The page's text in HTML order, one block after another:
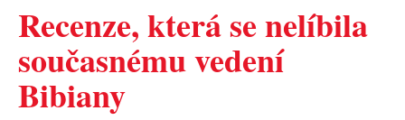
Recenze, která se nelíbila
současnému vedení
Bibiany